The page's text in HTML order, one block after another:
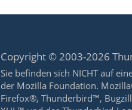
Copyright © 2003-2026
Sie befinden sich NICHT auf
der Mozilla Foundation.
Firefox®, Thunderbird™,